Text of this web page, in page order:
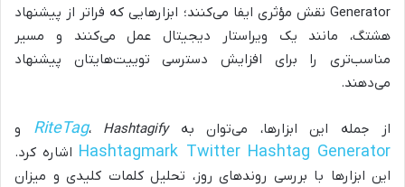
Generator نقش مؤثری ایفا می‌کنند؛ ابزارهایی که فراتر از پیشنهاد
هشتگ، مانند یک ویراستار دیجیتال عمل می‌کنند و مسیر
مناسب‌تری را برای افزایش دسترسی توییت‌هایتان پیشنهاد
می‌دهند.
از جمله این ابزارها، می‌توان به RiteTag، Hashtagify و
Hashtagmark Twitter Hashtag Generator اشاره کرد.
این ابزارها با بررسی روندهای روز، تحلیل کلمات کلیدی و میزان